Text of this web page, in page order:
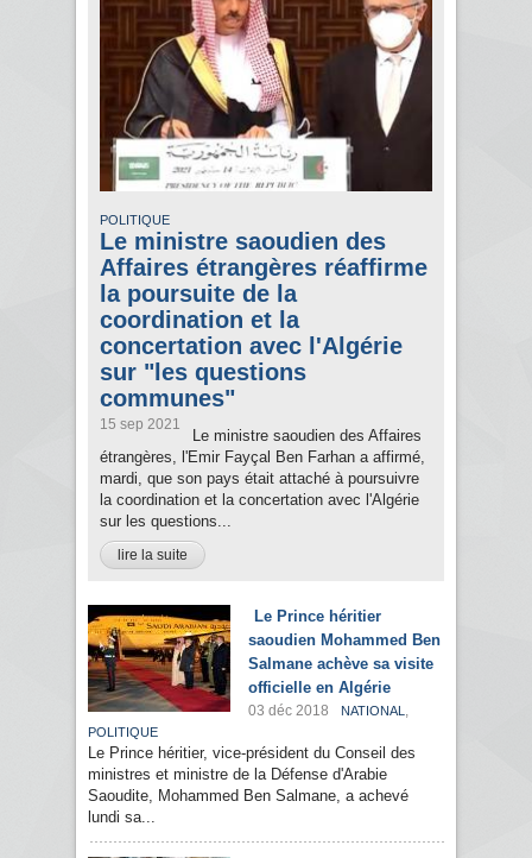
POLITIQUE
Le ministre saoudien des
Affaires étrangères réaffirme
la poursuite de la
coordination et la
concertation avec l'Algérie
sur "les questions
communes"
15 sep 2021
Le ministre saoudien des Affaires
étrangères, l'Emir Fayçal Ben Farhan a affirmé,
mardi, que son pays était attaché à poursuivre
la coordination et la concertation avec l'Algérie
sur les questions...
lire la suite
Le Prince héritier
saoudien Mohammed Ben
Salmane achève sa visite
officielle en Algérie
03 déc 2018 NATIONAL ,
POLITIQUE
Le Prince héritier, vice-président du Conseil des
ministres et ministre de la Défense d'Arabie
Saoudite, Mohammed Ben Salmane, a achevé
lundi sa...